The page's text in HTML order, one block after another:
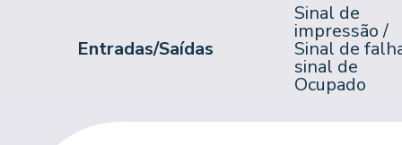
Entradas/Saídas
Sinal de
impressão /
Sinal de
sinal de
Ocupado